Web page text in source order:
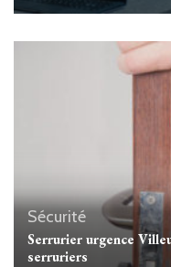
Sécurité
Serrurier urgence
serruriers